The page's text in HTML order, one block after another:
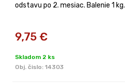
odstavu po 2. mesiac. Balenie 1 kg.
9,75 €
Skladom 2 ks
Obj. čislo: 14303